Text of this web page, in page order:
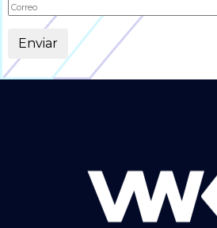
Alternative: